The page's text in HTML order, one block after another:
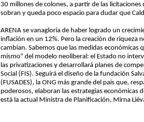
30 millones de colones, a partir de las
sobran y queda poco espacio para dudar que
ARENA se vanagloria de haber logrado un
inflación en un 12%. Pero la creación de riqueza
cambian. Sabemos que las medidas
mismo" del modelo neoliberal: el Estado no
las privatizaciones y desarrollará planes de
Social (FIS). Seguirá el diseño de la fundación
(FUSADES), la ONG más grande del país que,
poderosos, elaboran las estrategias económicas
está la actual Ministra de Planificación, Mirna